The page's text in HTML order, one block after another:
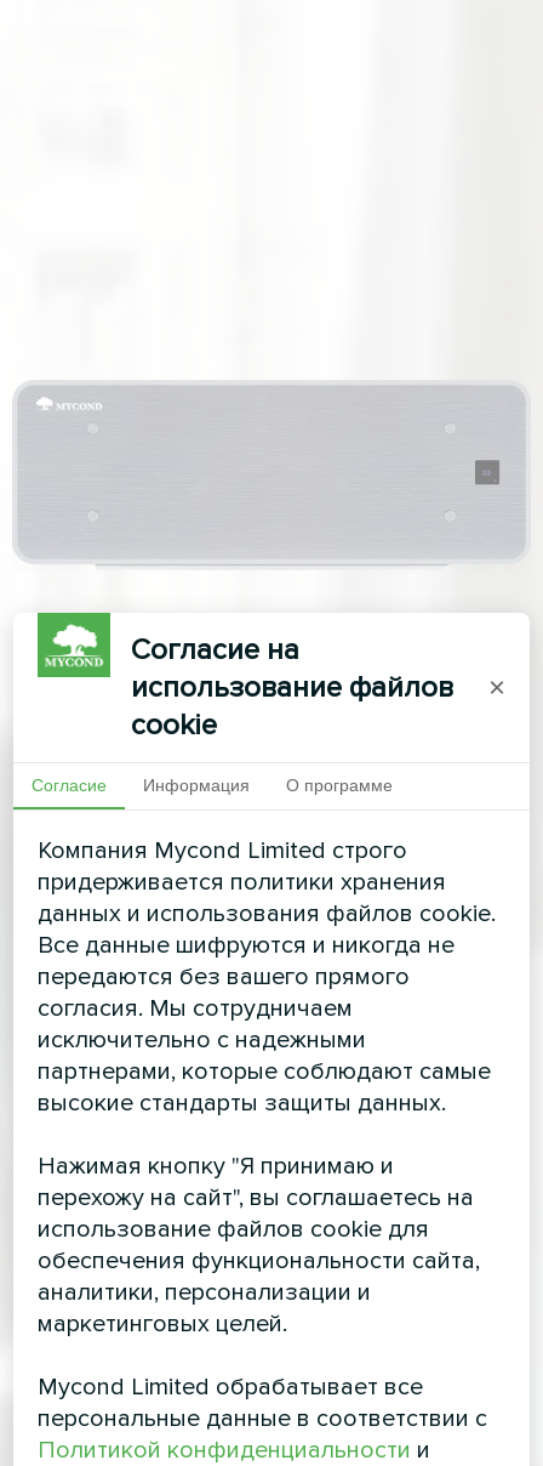
Согласие на
использование файлов
cookie
×
Согласие Информация О программе
Компания Mycond Limited строго
придерживается политики хранения
данных и использования файлов cookie.
Все данные шифруются и никогда не
передаются без вашего прямого
согласия. Мы сотрудничаем
исключительно с надежными
партнерами, которые соблюдают самые
высокие стандарты защиты данных.
Нажимая кнопку "Я принимаю и
перехожу на сайт", вы соглашаетесь на
использование файлов cookie для
обеспечения функциональности сайта,
аналитики, персонализации и
маркетинговых целей.
Mycond Limited обрабатывает все
персональные данные в соответствии с
Политикой конфиденциальности и